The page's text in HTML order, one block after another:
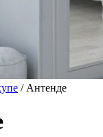
/ Антенде